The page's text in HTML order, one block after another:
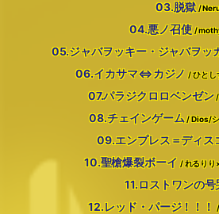
03.脱獄/
04.悪ノ召使/
05.ジャバヲッキー・ジャバヲッ
06.イカサマ⇔カジノ/ ひと
07.パラジクロロベンゼン
08.チェインゲーム/ Dios/
09.エンプレス＝ディス
10.聖槍爆裂ボーイ/ れるりり
11.ロストワンの
12.レッド・パージ！！！